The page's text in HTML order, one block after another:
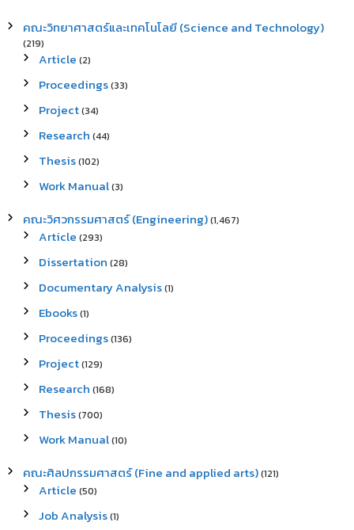
คณะวิทยาศาสตร์และเทคโนโลยี (Science and Technology)
(219)
Article (2)
Proceedings(33)
Project(34)
Research (44)
Thesis(102)
Work Manual(3)
คณะวิศวกรรมศาสตร์ (Engineering)(1,467)
Article (293)
Dissertation (28)
Documentary Analysis(1)
Ebooks(1)
Proceedings(136)
Project(129)
Research (168)
Thesis(700)
Work Manual(10)
คณะศิลปกรรมศาสตร์ (Fine and applied arts)(121)
Article (50)
Job Analysis(1)